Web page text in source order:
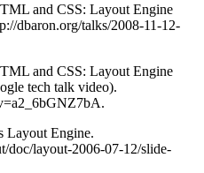
and CSS: Layout Engine
dbaron.org/talks/2008-11-12-
and CSS: Layout Engine
tech talk video).
Layout Engine.
doc/layout-2006-07-12/slide-